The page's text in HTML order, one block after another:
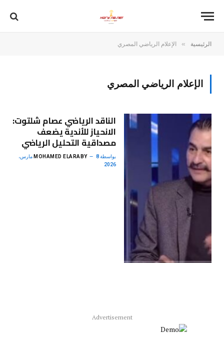
الرئيسية » الإعلام الرياضي المصري
الإعلام الرياضي المصري
الناقد الرياضي عصام شلتوت:
الانحياز للأندية يضعف
مصداقية التحليل الرياضي
بواسطة MOHAMED ELARABY 8 مارس،
2026
Advertisement